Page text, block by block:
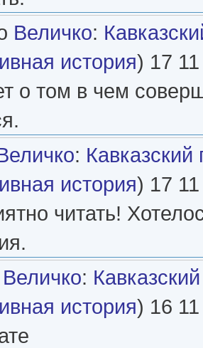
Величко:
история) 17 11
о том в чем
: Кавказский
история) 17 11
читать!
Величко:
история) 16 11